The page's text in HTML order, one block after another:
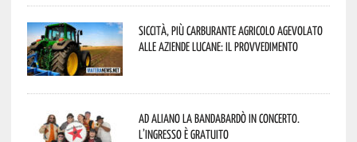
Siccità, più carburante agricolo agevolato
alle aziende lucane: il provvedimento
Ad Aliano la Bandabardò in concerto.
L’ingresso è gratuito